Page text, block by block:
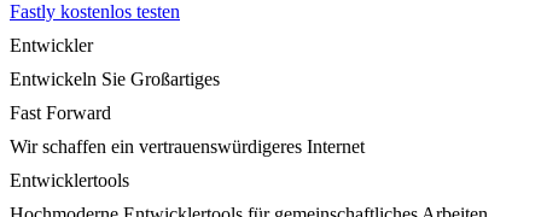
Fastly kostenlos testen
Entwickler
Entwickeln Sie Großartiges
Fast Forward
Wir schaffen ein vertrauenswürdigeres Internet
Entwicklertools